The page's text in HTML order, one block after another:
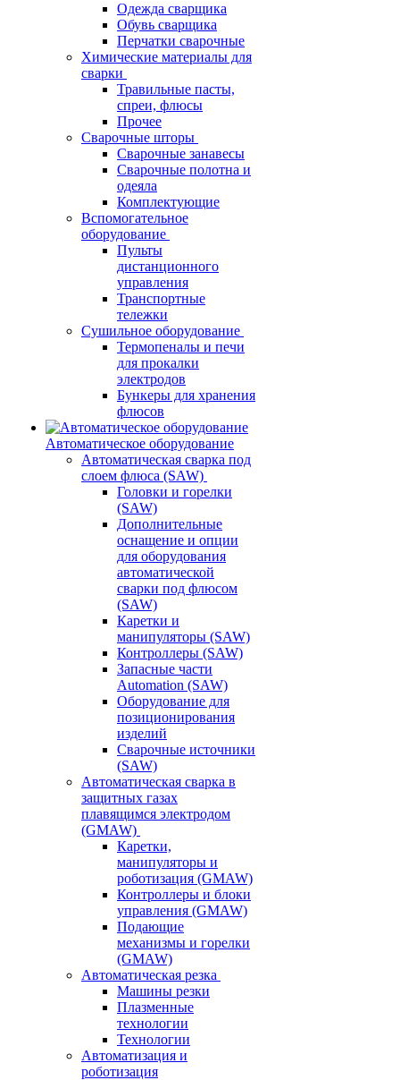
Одежда сварщика
Обувь сварщика
Перчатки сварочные
Химические материалы для
сварки
Травильные пасты,
спреи, флюсы
Прочее
Сварочные шторы
Сварочные занавесы
Сварочные полотна и
одеяла
Комплектующие
Вспомогательное
оборудование
Пульты
дистанционного
управления
Транспортные
тележки
Сушильное оборудование
Термопеналы и печи
для прокалки
электродов
Бункеры для хранения
флюсов
Автоматическое оборудование
Автоматическая сварка под
слоем флюса (SAW)
Головки и горелки
(SAW)
Дополнительные
оснащение и опции
для оборудования
автоматической
сварки под флюсом
(SAW)
Каретки и
манипуляторы (SAW)
Контроллеры (SAW)
Запасные части
Automation (SAW)
Оборудование для
позиционирования
изделий
Сварочные источники
(SAW)
Автоматическая сварка в
защитных газах
плавящимся электродом
(GMAW)
Каретки,
манипуляторы и
роботизация (GMAW)
Контроллеры и блоки
управления (GMAW)
Подающие
механизмы и горелки
(GMAW)
Автоматическая резка
Машины резки
Плазменные
технологии
Технологии
Автоматизация и
роботизация